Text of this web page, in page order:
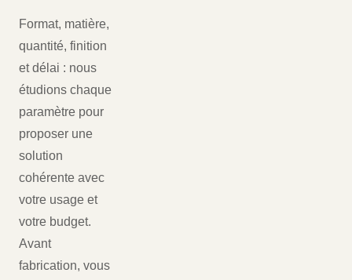
Format, matière,
quantité, finition
et délai : nous
étudions chaque
paramètre pour
proposer une
solution
cohérente avec
votre usage et
votre budget.
Avant
fabrication, vous